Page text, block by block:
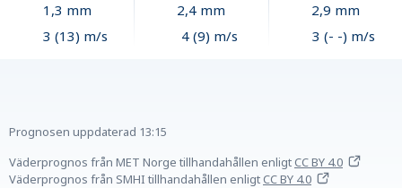
1,3 mm
3 (13) m/s
2,4 mm
4 (9) m/s
2,9 mm
3 (- -) m/s
Prognosen uppdaterad 13:15
Väderprognos från MET Norge tillhandahållen enligtCC BY 4.0
Väderprognos från SMHI tillhandahållen enligtCC BY 4.0